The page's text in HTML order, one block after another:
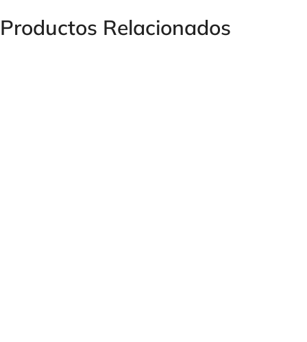
Productos Relacionados